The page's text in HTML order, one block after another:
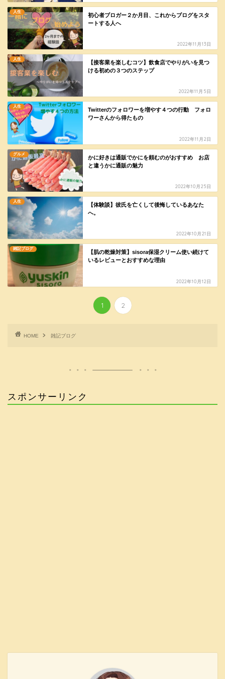
人生
初心者ブロガー２か月目、これからブログをスタ
ートする人へ
2022年11月13日
人生
【接客業を楽しむコツ】飲食店でやりがいを見つ
ける初めの３つのステップ
2022年11月5日
人生
Twitterのフォロワーを増やす４つの行動 フォロ
ワーさんから得たもの
2022年11月2日
グルメ
かに好きは通販でかにを頼むのがおすすめ お店
と違うかに通販の魅力
2022年10月25日
人生
【体験談】彼氏を亡くして後悔しているあなた
へ。
2022年10月21日
雑記ブログ
【肌の乾燥対策】sisora保湿クリーム使い続けて
いるレビューとおすすめな理由
2022年10月12日
1 2
HOME 雑記ブログ
スポンサーリンク